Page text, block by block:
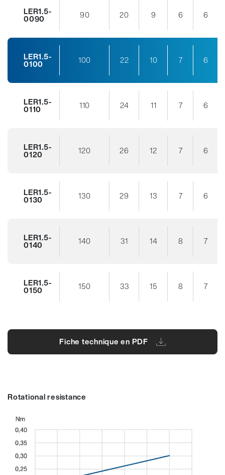
LER1.5-
0090 90 20 9 6 6
LER1.5-
0100 100 22 10 7 6
LER1.5-
0110 110 24 11 7 6
LER1.5-
0120 120 26 12 7 6
LER1.5-
0130 130 29 13 7 6
LER1.5-
0140 140 31 14 8 7
LER1.5-
0150 150 33 15 8 7
Fiche technique en PDF
Rotational resistance